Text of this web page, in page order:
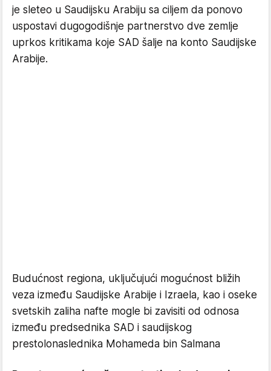
je sleteo u Saudijsku Arabiju sa ciljem da ponovo
uspostavi dugogodišnje partnerstvo dve zemlje
uprkos kritikama koje SAD šalje na konto Saudijske
Arabije.
Budućnost regiona, uključujući mogućnost bližih
veza između Saudijske Arabije i Izraela, kao i oseke
svetskih zaliha nafte mogle bi zavisiti od odnosa
između predsednika SAD i saudijskog
prestolonaslednika Mohameda bin Salmana